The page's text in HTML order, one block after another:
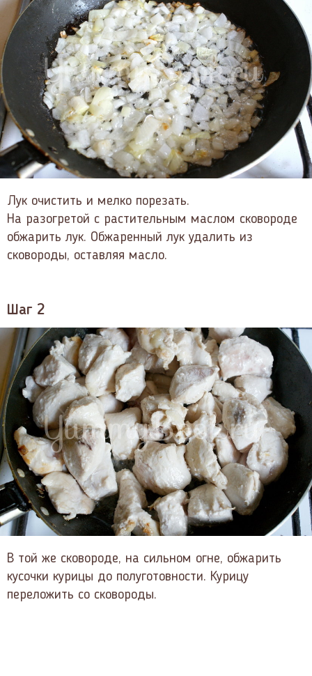
Лук очистить и мелко порезать.
На разогретой с растительным маслом сковороде
обжарить лук. Обжаренный лук удалить из
сковороды, оставляя масло.
Шаг 2
В той же сковороде, на сильном огне, обжарить
кусочки курицы до полуготовности. Курицу
переложить со сковороды.